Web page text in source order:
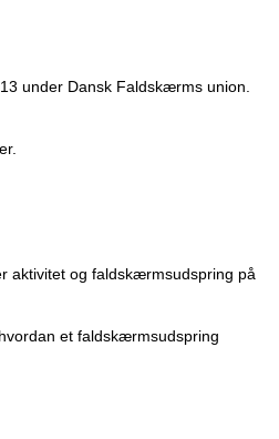
under Dansk Faldskærms union.
aktivitet og faldskærmsudspring på
et faldskærmsudspring